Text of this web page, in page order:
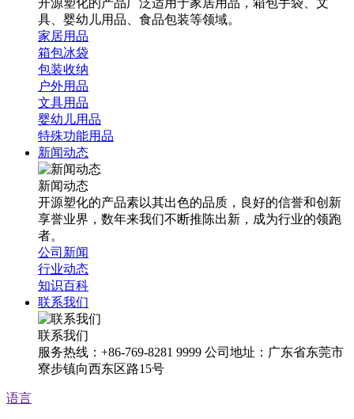
具、婴幼儿用品、食品包装等领域。
家居用品
箱包冰袋
包装收纳
户外用品
文具用品
婴幼儿用品
特殊功能用品
新闻动态
新闻动态
开源塑化的产品素以其出色的品质，良好的信誉和创新
享誉业界，数年来我们不断推陈出新，成为行业的领跑
者。
公司新闻
行业动态
知识百科
联系我们
联系我们
服务热线：+86-769-8281 9999 公司地址：广东省东莞市
寮步镇向西东区路15号
语言